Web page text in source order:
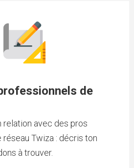
de
relation avec des pros
Twiza : décris ton
à trouver.